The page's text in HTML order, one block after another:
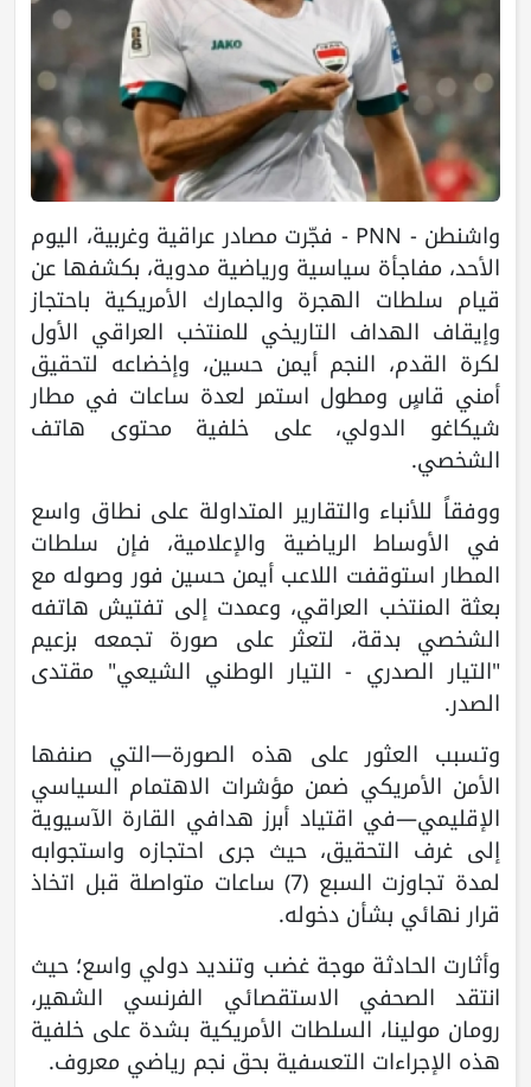
واشنطن - PNN - فجّرت مصادر عراقية وغربية، اليوم
الأحد، مفاجأة سياسية ورياضية مدوية، بكشفها عن
قيام سلطات الهجرة والجمارك الأمريكية باحتجاز
وإيقاف الهداف التاريخي للمنتخب العراقي الأول
لكرة القدم، النجم أيمن حسين، وإخضاعه لتحقيق
أمني قاسٍ ومطول استمر لعدة ساعات في مطار
شيكاغو الدولي، على خلفية محتوى هاتف
الشخصي.
ووفقاً للأنباء والتقارير المتداولة على نطاق واسع
في الأوساط الرياضية والإعلامية، فإن سلطات
المطار استوقفت اللاعب أيمن حسين فور وصوله مع
بعثة المنتخب العراقي، وعمدت إلى تفتيش هاتفه
الشخصي بدقة، لتعثر على صورة تجمعه بزعيم
"التيار الصدري - التيار الوطني الشيعي" مقتدى
الصدر.
وتسبب العثور على هذه الصورة—التي صنفها
الأمن الأمريكي ضمن مؤشرات الاهتمام السياسي
الإقليمي—في اقتياد أبرز هدافي القارة الآسيوية
إلى غرف التحقيق، حيث جرى احتجازه واستجوابه
لمدة تجاوزت السبع (7) ساعات متواصلة قبل اتخاذ
قرار نهائي بشأن دخوله.
وأثارت الحادثة موجة غضب وتنديد دولي واسع؛ حيث
انتقد الصحفي الاستقصائي الفرنسي الشهير،
رومان مولينا، السلطات الأمريكية بشدة على خلفية
هذه الإجراءات التعسفية بحق نجم رياضي معروف.